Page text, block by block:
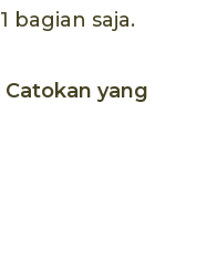
bagian saja.
yang